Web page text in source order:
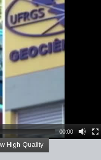
00:00
High Quality